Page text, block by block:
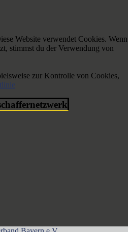
Website verwendet Cookies. Wenn
stimmst du der Verwendung von
zur Kontrolle von Cookies,